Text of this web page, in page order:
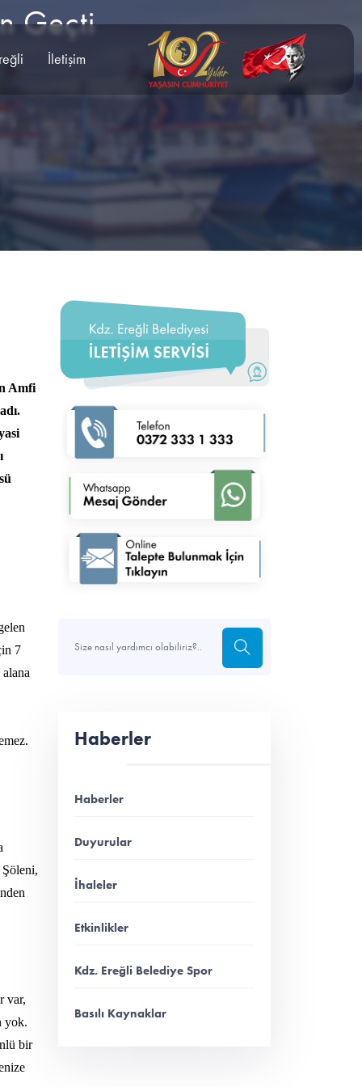
İletişim
Geçti
Amfi
7
alana
var,
yok.
bir
Haberler
Haberler
Duyurular
İhaleler
Etkinlikler
Kdz. Ereğli Belediye Spor
Basılı Kaynaklar